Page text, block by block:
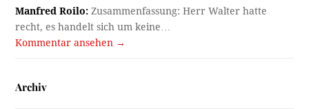
Manfred Roilo: Zusammenfassung: Herr Walter hatte
recht, es handelt sich um keine…
Kommentar ansehen →
Archiv